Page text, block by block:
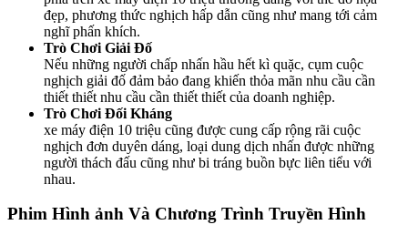
đẹp, phương thức nghịch hấp dẫn cũng như mang tới cảm
nghĩ phấn khích.
Trò Chơi Giải Đố
Nếu những người chấp nhấn hầu hết kì quặc, cụm cuộc
nghịch giải đố đảm bảo đang khiến thỏa mãn nhu cầu cần
thiết thiết nhu cầu cần thiết thiết của doanh nghiệp.
Trò Chơi Đối Kháng
xe máy điện 10 triệu cũng được cung cấp rộng rãi cuộc
nghịch đơn duyên dáng, loại dung dịch nhấn được những
người thách đấu cũng như bi tráng buồn bực liên tiểu với
nhau.
Phim Hình ảnh Và Chương Trình Truyền Hình